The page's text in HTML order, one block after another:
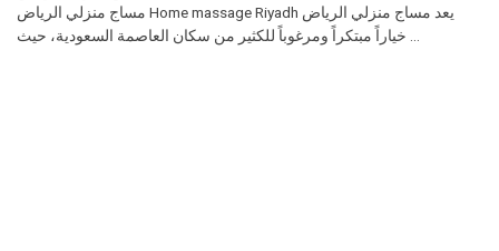
مساج منزلي الرياض Home massage Riyadh يعد مساج منزلي الرياض
خياراً مبتكراً ومرغوباً للكثير من سكان العاصمة السعودية، حيث ...